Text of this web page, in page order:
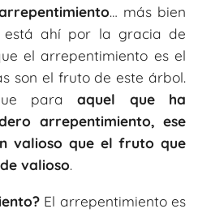
… más bien
está ahí por la gracia de
el arrepentimiento es el
son el fruto de este árbol.
paraaquel que ha
arrepentimiento, ese
valioso que el fruto que
valioso.
El arrepentimiento es